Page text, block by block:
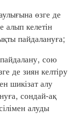
өзге де
алып келетін
пайдалануға;
сою
де зиян келтіру
шикізат алу
сондай-ақ
алуды